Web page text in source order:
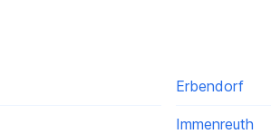
Erbendorf
Immenreuth